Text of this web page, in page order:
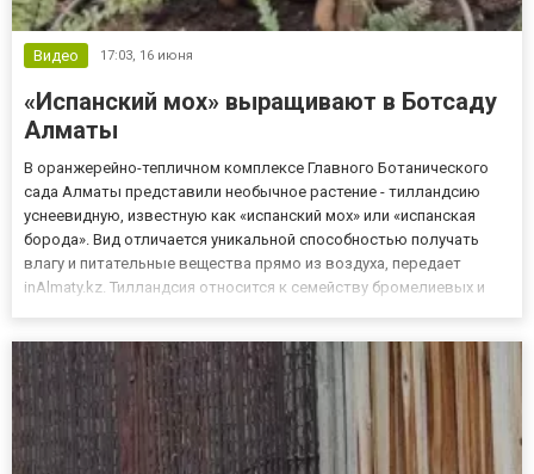
Видео 17:03, 16 июня
«Испанский мох» выращивают в Ботсаду
Алматы
В оранжерейно-тепличном комплексе Главного Ботанического
сада Алматы представили необычное растение - тилландсию
уснеевидную, известную как «испанский мох» или «испанская
борода». Вид отличается уникальной способностью получать
влагу и питательные вещества прямо из воздуха, передает
inAlmaty.kz. Тилландсия относится к семейству бромелиевых и
побег...